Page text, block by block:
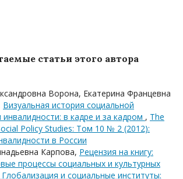
статьи этого автора
Ворона, Екатерина Францевна
Визуальная история социальной
инвалидности: в кадре и за кадром , The
Policy Studies: Том 10 № 2 (2012):
в России
Карпова, Рецензия на книгу:
процессы социальных и культурных
и социальные институты: